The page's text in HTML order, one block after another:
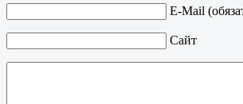
E-Mail
Сайт